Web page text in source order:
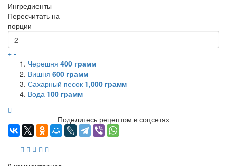
Ингредиенты
Пересчитать на
порции
+ -
Черешня 400 грамм
Вишня 600 грамм
Сахарный песок 1,000 грамм
Вода 100 грамм
Поделитесь рецептом в соцсетях